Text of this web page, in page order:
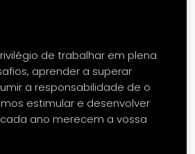
de trabalhar em plena
aprender a superar
a responsabilidade de o
estimular e desenvolver
ano merecem a vossa